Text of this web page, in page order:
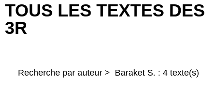
TOUS LES TEXTES DES
3R
Recherche par auteur > Baraket S. : 4 texte(s)